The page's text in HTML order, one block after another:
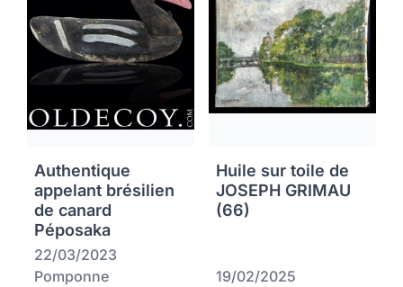
Authentique
appelant brésilien
de canard
Péposaka
22/03/2023
Pomponne
Huile sur toile de
JOSEPH GRIMAU
(66)
19/02/2025